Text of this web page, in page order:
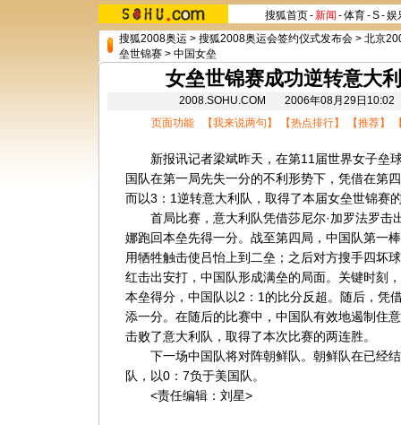
搜狐首页-新闻 -体育-S-娱
搜狐2008奥运 > 搜狐2008奥运会签约仪式发布会 > 北京
垒世锦赛 > 中国女垒
女垒世锦赛成功逆转意大
2008.SOHU.COM 2006年08月29日
页面功能 【我来说两句 】 【热点排行】 【推荐】
新报讯记者梁斌昨天，在第11届世界女子垒
国队在第一局先失一分的不利形势下，凭借在第
而以3：1逆转意大利队，取得了本届女垒世锦赛
首局比赛，意大利队凭借莎尼尔·加罗法罗击
娜跑回本垒先得一分。战至第四局，中国队第一
用牺牲触击使吕怡上到二垒；之后对方搜手四坏
红击出安打，中国队形成满垒的局面。关键时刻
本垒得分，中国队以2：1的比分反超。随后，凭
添一分。在随后的比赛中，中国队有效地遏制住
击败了意大利队，取得了本次比赛的两连胜。
下一场中国队将对阵朝鲜队。朝鲜队在已经结
队，以0：7负于美国队。
<责任编辑：刘星>